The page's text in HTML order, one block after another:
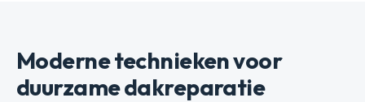
Moderne technieken voor
duurzame dakreparatie